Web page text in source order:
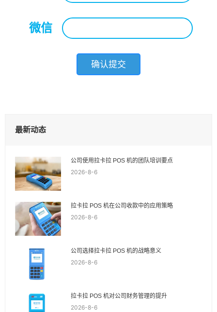
微信
最新动态
公司使用拉卡拉 POS 机的团队培训要点
2026-8-6
拉卡拉 POS 机在公司收款中的应用策略
2026-8-6
公司选择拉卡拉 POS 机的战略意义
2026-8-6
拉卡拉 POS 机对公司财务管理的提升
2026-8-6